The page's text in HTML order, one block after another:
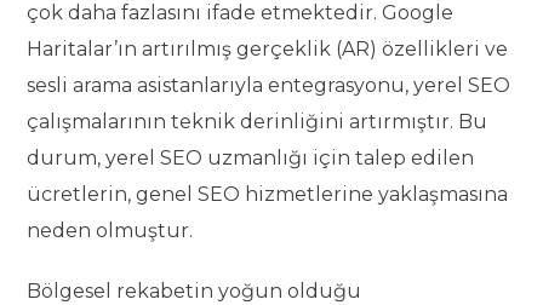
çok daha fazlasını ifade etmektedir. Google
Haritalar’ın artırılmış gerçeklik (AR) özellikleri ve
sesli arama asistanlarıyla entegrasyonu, yerel SEO
çalışmalarının teknik derinliğini artırmıştır. Bu
durum, yerel SEO uzmanlığı için talep edilen
ücretlerin, genel SEO hizmetlerine yaklaşmasına
neden olmuştur.
Bölgesel rekabetin yoğun olduğu